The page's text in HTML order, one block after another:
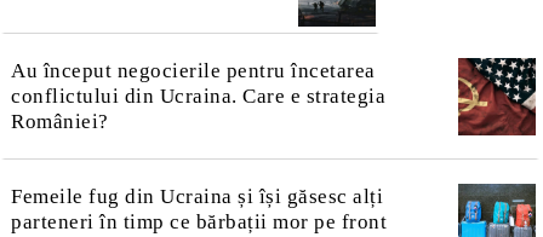
Au început negocierile pentru încetarea
conflictului din Ucraina. Care e strategia
României?
Femeile fug din Ucraina și își găsesc alți
parteneri în timp ce bărbații mor pe front